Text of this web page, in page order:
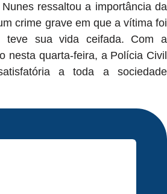
ressaltou a importância da
crime grave em que a vítima foi
teve sua vida ceifada. Com a
nesta quarta-feira, a Polícia Civil
a toda a sociedade